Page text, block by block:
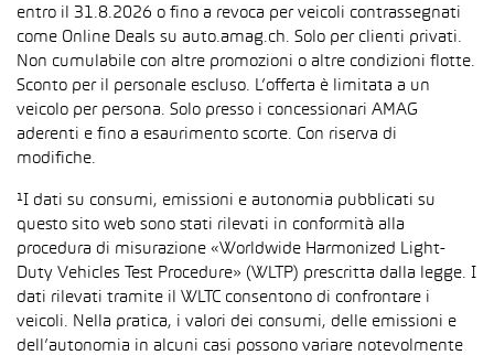
entro il 31.8.2026 o fino a revoca per veicoli contrassegnati
come Online Deals su auto.amag.ch. Solo per clienti privati.
Non cumulabile con altre promozioni o altre condizioni flotte.
Sconto per il personale escluso. L’offerta è limitata a un
veicolo per persona. Solo presso i concessionari AMAG
aderenti e fino a esaurimento scorte. Con riserva di
modifiche.
¹I dati su consumi, emissioni e autonomia pubblicati su
questo sito web sono stati rilevati in conformità alla
procedura di misurazione «Worldwide Harmonized Light-
Duty Vehicles Test Procedure» (WLTP) prescritta dalla legge. I
dati rilevati tramite il WLTC consentono di confrontare i
veicoli. Nella pratica, i valori dei consumi, delle emissioni e
dell’autonomia in alcuni casi possono variare notevolmente